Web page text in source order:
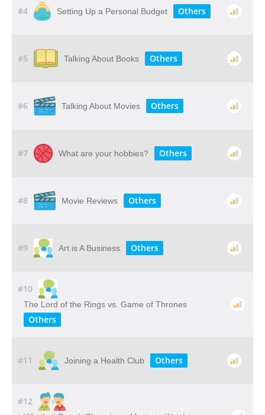
#4 Setting Up a Personal Budget Others
#5 Talking About Books Others
#6 Talking About Movies Others
#7 What are your hobbies? Others
#8 Movie Reviews Others
#9 Art is A Business Others
#10
The Lord of the Rings vs. Game of Thrones
Others
#11 Joining a Health Club Others
#12